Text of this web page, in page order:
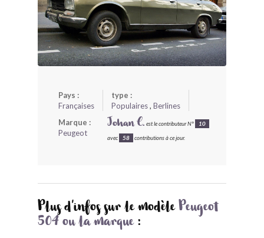
COMMENT FONCTIONNE BLV ?
Pays :
Françaises
type :
Populaires, Berlines
Marque :
Peugeot
Johan C. est le contributeur N° 10
avec 58 contributions à ce jour.
Plus d'infos sur le modèle Peugeot
504 ou la marque: